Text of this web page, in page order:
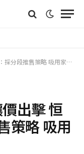
段推售策略 吸用家投資客
出擊 恒
策略 吸用